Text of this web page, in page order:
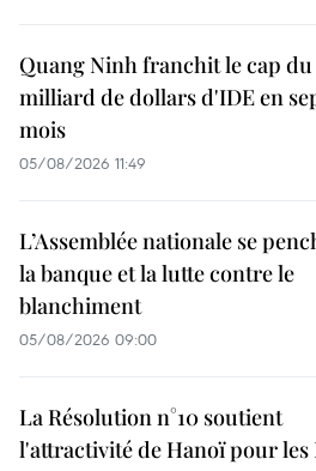
Quang Ninh franchit le cap du
milliard de dollars d'IDE en
mois
05/08/2026 11:49
L’Assemblée nationale se
la banque et la lutte contre le
blanchiment
05/08/2026 09:00
La Résolution n°10 soutient
l'attractivité de Hanoï pour les